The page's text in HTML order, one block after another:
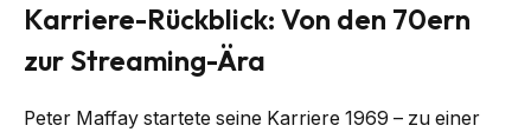
Karriere-Rückblick: Von den 70ern
zur Streaming-Ära
Peter Maffay startete seine Karriere 1969 – zu einer